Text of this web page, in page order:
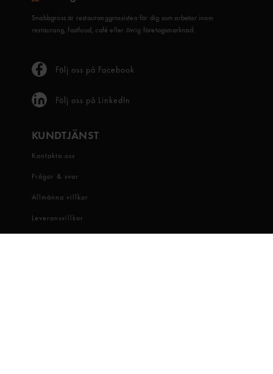
Snabbgross är restauranggrossisten för dig som arbetar inom
restaurang, fastfood, café eller övrig företagsmarknad.
Följ oss på Facebook
Följ oss på LinkedIn
KUNDTJÄNST
Kontakta oss
Frågor & svar
Allmänna villkor
Leveransvillkor